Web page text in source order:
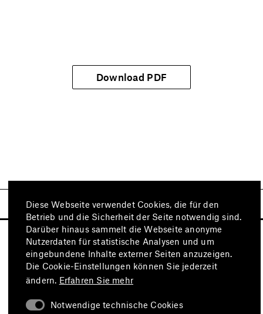
Download PDF
Besuchen Sie auch
Diese Webseite verwendet Cookies, die für den
Betrieb und die Sicherheit der Seite notwendig sind.
Darüber hinaus sammelt die Webseite anonyme
Nutzerdaten für statistische Analysen und um
eingebundene Inhalte externer Seiten anzuzeigen.
Die Cookie-Einstellungen können Sie jederzeit
ändern. Erfahren Sie mehr
Notwendige technische Cookies